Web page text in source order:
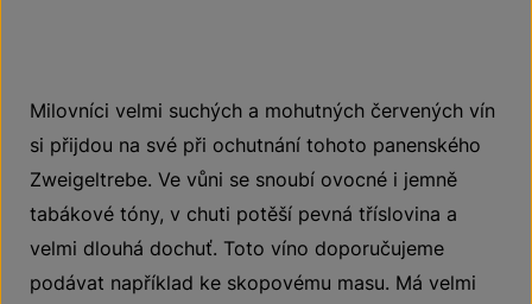
Milovníci velmi suchých a mohutných červených vín
si přijdou na své při ochutnání tohoto panenského
Zweigeltrebe. Ve vůni se snoubí ovocné i jemně
tabákové tóny, v chuti potěší pevná tříslovina a
velmi dlouhá dochuť. Toto víno doporučujeme
podávat například ke skopovému masu. Má velmi